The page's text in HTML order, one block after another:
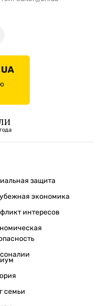
защита
экономика
интересов
семьи